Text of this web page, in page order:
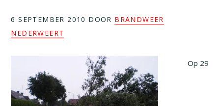
6 SEPTEMBER 2010 DOOR BRANDWEER
NEDERWEERT
Op 29